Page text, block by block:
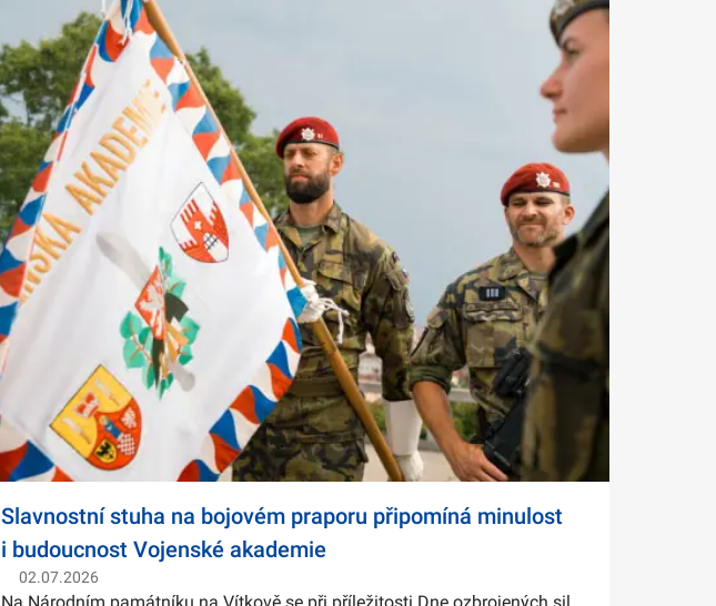
Slavnostní stuha na bojovém praporu připomíná minulost
i budoucnost Vojenské akademie
02.07.2026